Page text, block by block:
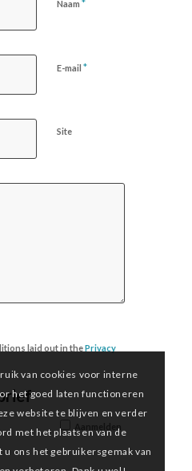
Naam *
E-mail *
Site
laid out in thePrivacy
van cookies voor interne
het goed laten functioneren
website te blijven en verder
met het plaatsen van de
ons het gebruikersgemak van